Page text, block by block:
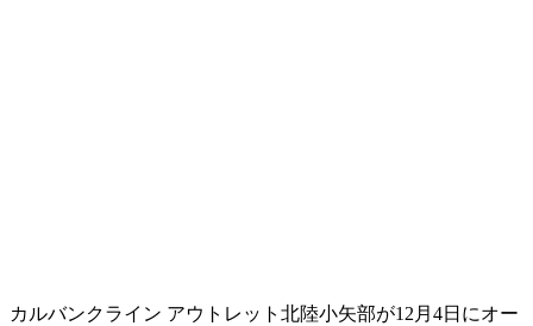
カルバンクライン アウトレット北陸小矢部が12月4日にオー